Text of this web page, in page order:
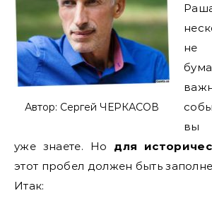
Автор: Сергей ЧЕРКАСОВ
не
вы
уже знаете. Но для
этот пробел должен быть
Итак: